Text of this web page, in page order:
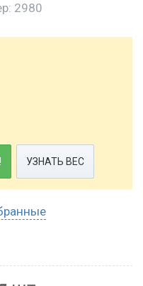
2980
УЗНАТЬ ВЕС